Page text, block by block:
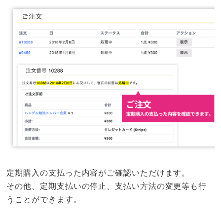
定期購入の支払った内容がご確認いただけます。
その他、定期支払いの停止、支払い方法の変更等も行
うことができます。